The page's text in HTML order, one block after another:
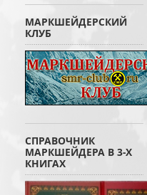
МАРКШЕЙДЕРСКИЙ
КЛУБ
СПРАВОЧНИК
МАРКШЕЙДЕРА В 3-Х
КНИГАХ